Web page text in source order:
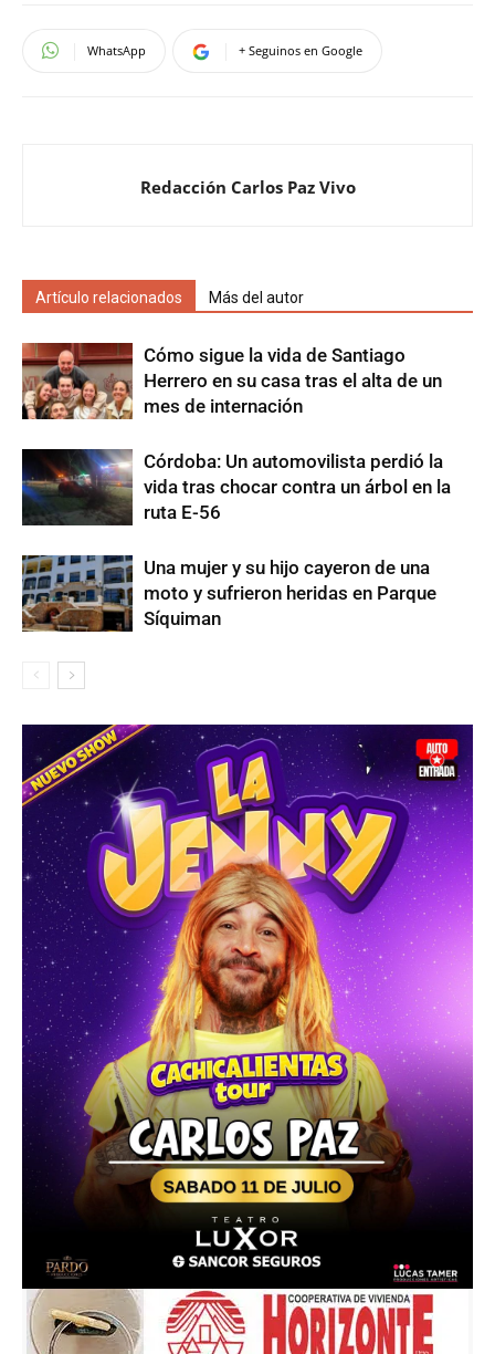
WhatsApp + Seguinos en Google
Redacción Carlos Paz Vivo
Artículo relacionados Más del autor
Cómo sigue la vida de Santiago
Herrero en su casa tras el alta de un
mes de internación
Córdoba: Un automovilista perdió la
vida tras chocar contra un árbol en la
ruta E-56
Una mujer y su hijo cayeron de una
moto y sufrieron heridas en Parque
Síquiman